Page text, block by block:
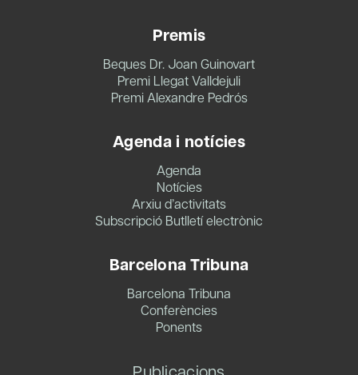
Premis
Beques Dr. Joan Guinovart
Premi Llegat Valldejuli
Premi Alexandre Pedrós
Agenda i notícies
Agenda
Notícies
Arxiu d’activitats
Subscripció Butlletí electrònic
Barcelona Tribuna
Barcelona Tribuna
Conferències
Ponents
Publicacions